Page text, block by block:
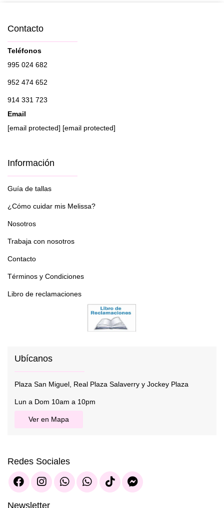
Contacto
Teléfonos
995 024 682
952 474 652
914 331 723
Email
[email protected] [email protected]
Información
Guía de tallas
¿Cómo cuidar mis Melissa?
Nosotros
Trabaja con nosotros
Contacto
Términos y Condiciones
Libro de reclamaciones
Ubícanos
Plaza San Miguel, Real Plaza Salaverry y Jockey Plaza
Lun a Dom 10am a 10pm
Ver en Mapa
Redes Sociales
Newsletter